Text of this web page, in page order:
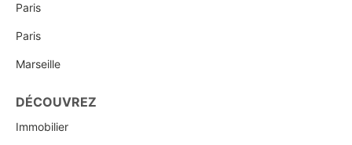
Paris
Paris
Marseille
DÉCOUVREZ
Immobilier